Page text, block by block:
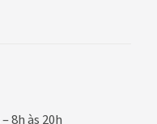
–8h às 20h